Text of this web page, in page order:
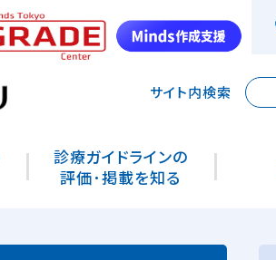
診療ガイドラインの
評価･掲載を知る
サイト内検索